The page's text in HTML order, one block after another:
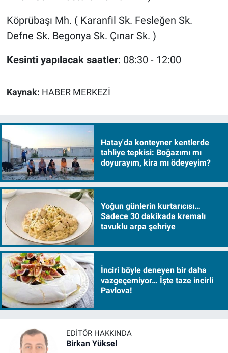
Köprübaşı Mh. ( Karanfil Sk. Fesleğen Sk.
Defne Sk. Begonya Sk. Çınar Sk. )
Kesinti yapılacak saatler: 08:30 - 12:00
Kaynak: HABER MERKEZİ
Hatay'da konteyner kentlerde
tahliye tepkisi: Boğazımı mı
doyurayım, kira mı ödeyeyim?
Yoğun günlerin kurtarıcısı…
Sadece 30 dakikada kremalı
tavuklu arpa şehriye
İnciri böyle deneyen bir daha
vazgeçemiyor… İşte taze incirli
Pavlova!
EDITÖR HAKKINDA
Birkan Yüksel